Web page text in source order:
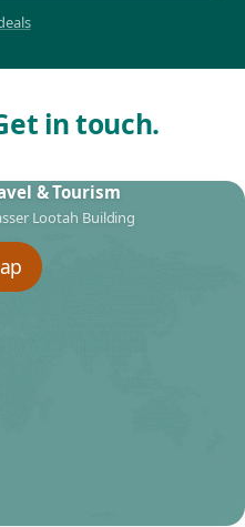
in touch.
& Tourism
Lootah Building